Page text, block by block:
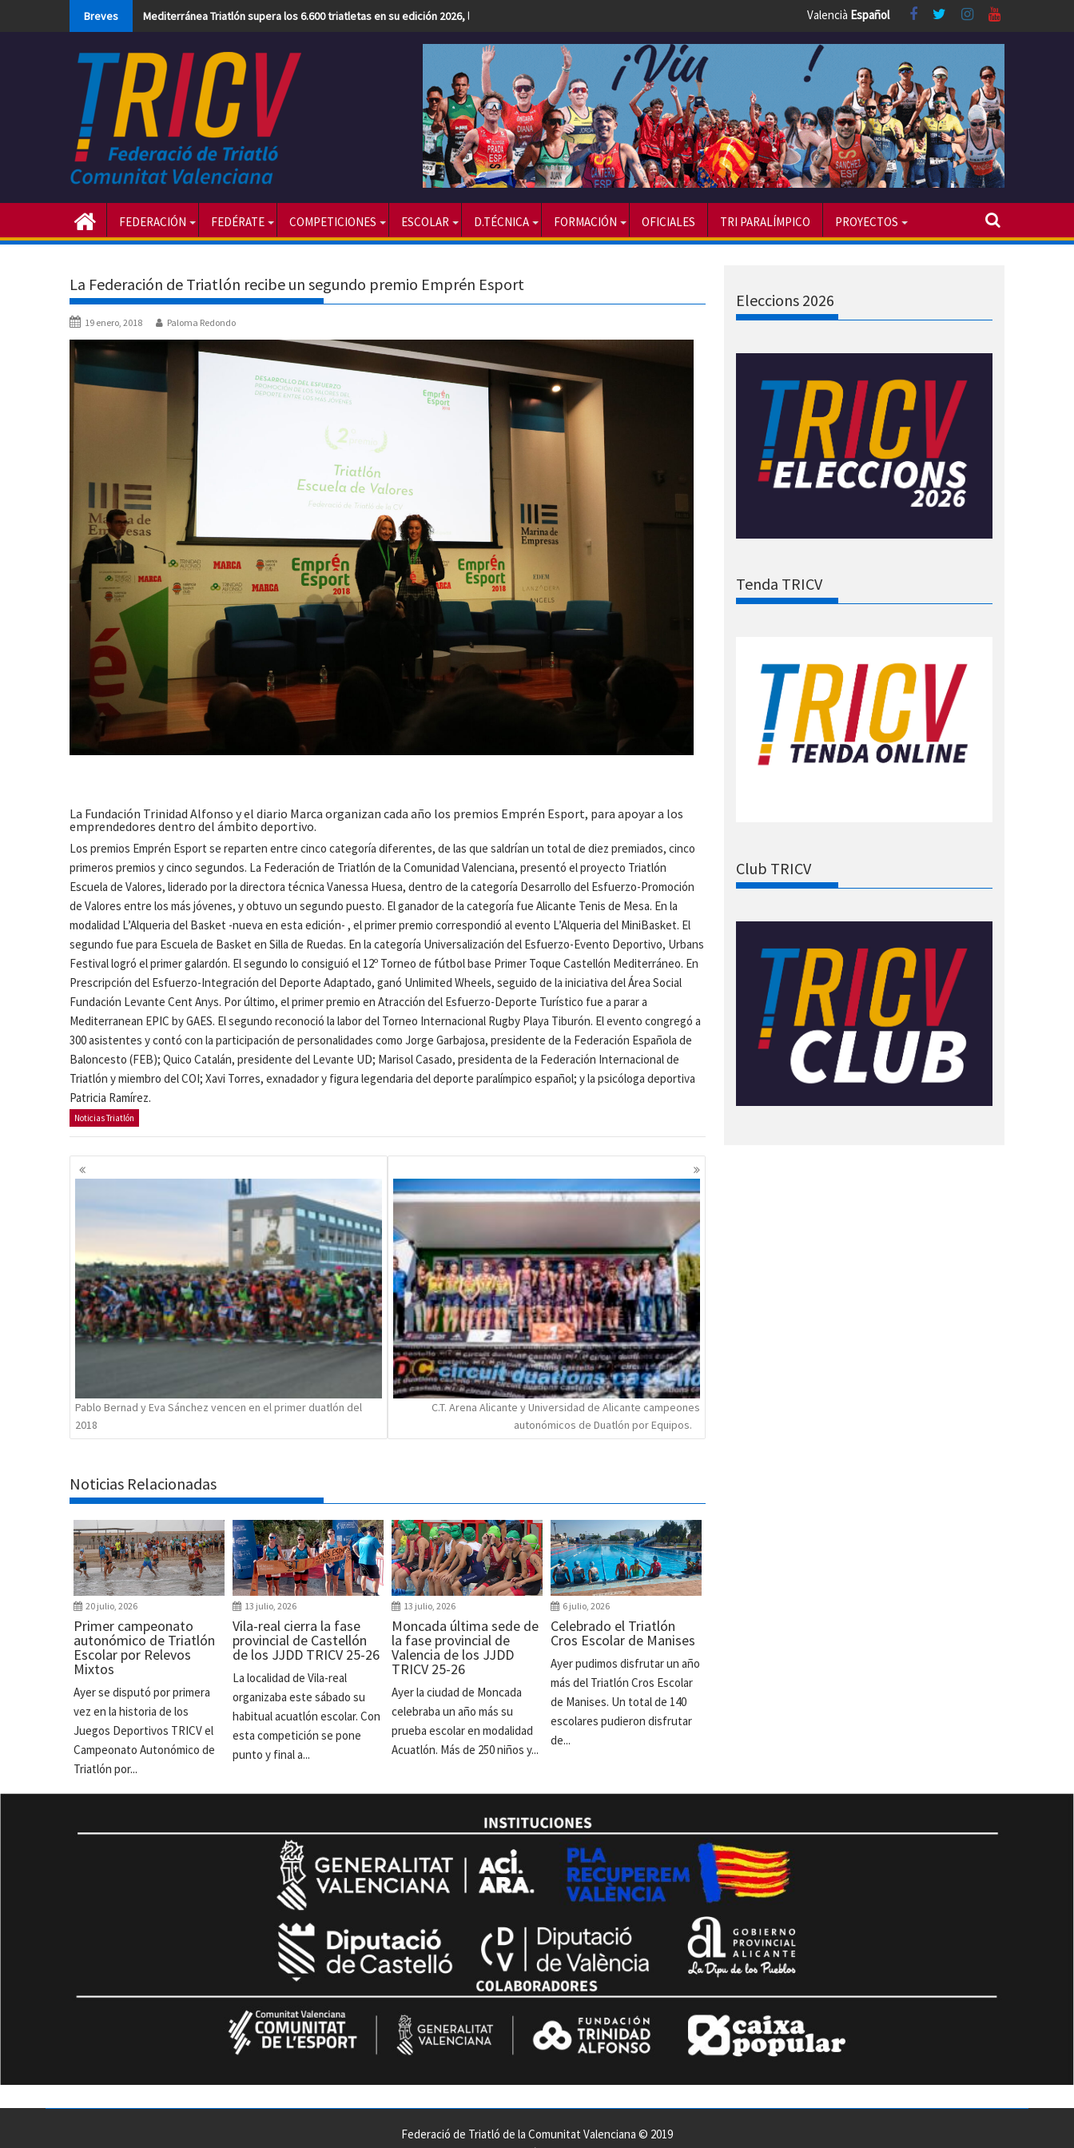
Breves Mediterránea Triatlón supera los 6.600 triatletas en su edición 2026, la más numerosa hasta la fecha Valencià Español
FEDERACIÓN FEDÉRATE COMPETICIONES ESCOLAR D.TÉCNICA FORMACIÓN OFICIALES TRI PARALÍMPICO PROYECTOS
La Federación de Triatlón recibe un segundo premio Emprén Esport
19 enero, 2018 Paloma Redondo
La Fundación Trinidad Alfonso y el diario Marca organizan cada año los premios Emprén Esport, para apoyar a los
emprendedores dentro del ámbito deportivo.
Los premios Emprén Esport se reparten entre cinco categoría diferentes, de las que saldrían un total de diez premiados, cinco
primeros premios y cinco segundos. La Federación de Triatlón de la Comunidad Valenciana, presentó el proyecto Triatlón
Escuela de Valores, liderado por la directora técnica Vanessa Huesa, dentro de la categoría Desarrollo del Esfuerzo-Promoción
de Valores entre los más jóvenes, y obtuvo un segundo puesto. El ganador de la categoría fue Alicante Tenis de Mesa. En la
modalidad L’Alqueria del Basket -nueva en esta edición- , el primer premio correspondió al evento L’Alqueria del MiniBasket. El
segundo fue para Escuela de Basket en Silla de Ruedas. En la categoría Universalización del Esfuerzo-Evento Deportivo, Urbans
Festival logró el primer galardón. El segundo lo consiguió el 12º Torneo de fútbol base Primer Toque Castellón Mediterráneo. En
Prescripción del Esfuerzo-Integración del Deporte Adaptado, ganó Unlimited Wheels, seguido de la iniciativa del Área Social
Fundación Levante Cent Anys. Por último, el primer premio en Atracción del Esfuerzo-Deporte Turístico fue a parar a
Mediterranean EPIC by GAES. El segundo reconoció la labor del Torneo Internacional Rugby Playa Tiburón. El evento congregó a
300 asistentes y contó con la participación de personalidades como Jorge Garbajosa, presidente de la Federación Española de
Baloncesto (FEB); Quico Catalán, presidente del Levante UD; Marisol Casado, presidenta de la Federación Internacional de
Triatlón y miembro del COI; Xavi Torres, exnadador y figura legendaria del deporte paralímpico español; y la psicóloga deportiva
Patricia Ramírez.
Noticias Triatlón
Navegación
de
Pablo Bernad y Eva Sánchez vencen en el primer duatlón del
2018
C.T. Arena Alicante y Universidad de Alicante campeones
autonómicos de Duatlón por Equipos.
Noticias Relacionadas
20 julio, 2026
Primer campeonato
autonómico de Triatlón
Escolar por Relevos
Mixtos
Ayer se disputó por primera
vez en la historia de los
Juegos Deportivos TRICV el
Campeonato Autonómico de
Triatlón por...
13 julio, 2026
Vila-real cierra la fase
provincial de Castellón
de los JJDD TRICV 25-26
La localidad de Vila-real
organizaba este sábado su
habitual acuatlón escolar. Con
esta competición se pone
punto y final a...
13 julio, 2026
Moncada última sede de
la fase provincial de
Valencia de los JJDD
TRICV 25-26
Ayer la ciudad de Moncada
celebraba un año más su
prueba escolar en modalidad
Acuatlón. Más de 250 niños y...
6 julio, 2026
Celebrado el Triatlón
Cros Escolar de Manises
Ayer pudimos disfrutar un año
más del Triatlón Cros Escolar
de Manises. Un total de 140
escolares pudieron disfrutar
de...
Eleccions 2026
Tenda TRICV
Club TRICV
Federació de Triatló de la Comunitat Valenciana © 2019